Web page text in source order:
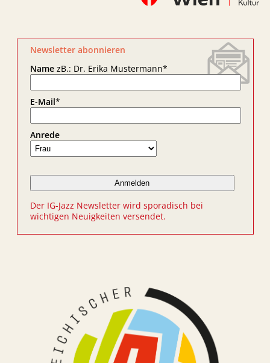
Newsletter abonnieren
NamezB.: Dr. Erika Mustermann*
E-Mail*
Anrede
Der IG-Jazz Newsletter wird sporadisch bei
wichtigen Neuigkeiten versendet.